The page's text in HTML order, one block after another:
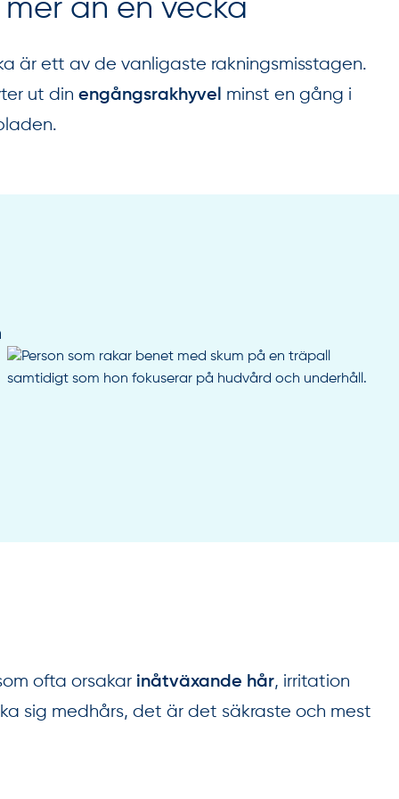
än en vecka
är ett av de vanligaste rakningsmisstagen.
ut din engångsrakhyvel minst en gång i
ofta orsakar inåtväxande hår, irritation
sig medhårs, det är det säkraste och mest